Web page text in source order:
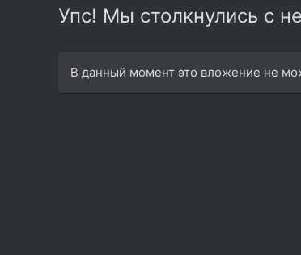
Упс! Мы столкнулись с
В данный момент это вложение не